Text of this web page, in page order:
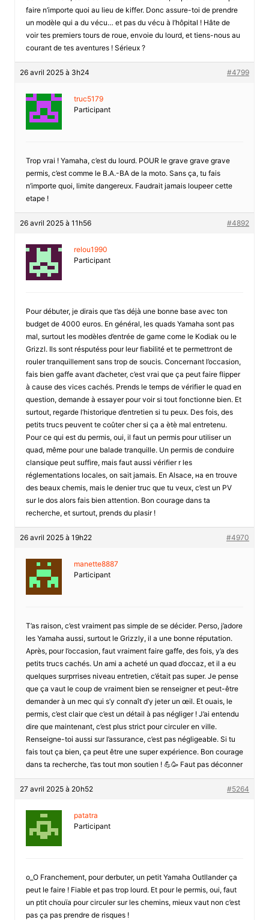
faire n’importe quoi au lieu de kiffer. Donc assure-toi de prendre
un modèle qui a du vécu… et pas du vécu à l’hôpital ! Hâte de
voir tes premiers tours de roue, envoie du lourd, et tiens-nous au
courant de tes aventures ! Sérieux ?
26 avril 2025 à 3h24 #4799
truc5179
Participant
Trop vrai ! Yamaha, c’est du lourd. POUR le grave grave grave
permis, c’est comme le B.A.-BA de la moto. Sans ça, tu fais
n’importe quoi, limite dangereux. Faudrait jamais loupeer cette
etape !
26 avril 2025 à 11h56 #4892
relou1990
Participant
Pour débuter, je dirais que t’as déjà une bonne base avec ton
budget de 4000 euros. En général, les quads Yamaha sont pas
mal, surtout les modèles d’entrée de game come le Kodiak ou le
Grizzl. Ils sont résputéss pour leur fiabilité et te permettront de
rouler tranquillement sans trop de soucis. Concernant l’occasion,
fais bien gaffe avant d’acheter, c’est vrai que ça peut faire flipper
à cause des vices cachés. Prends le temps de vérifier le quad en
question, demande à essayer pour voir si tout fonctionne bien. Et
surtout, regarde l’historique d’entretien si tu peux. Des fois, des
petits trucs peuvent te coûter cher si ça a ètè mal entretenu.
Pour ce qui est du permis, oui, il faut un permis pour utiliser un
quad, même pour une balade tranquille. Un permis de conduire
clansique peut suffire, mais faut aussi vérifier r les
réglementations locales, on sait jamais. En Alsace, на en trouve
des beaux chemis, mais le denier truc que tu veux, c’est un PV
sur le dos alors fais bien attention. Bon courage dans ta
recherche, et surtout, prends du plasir !
26 avril 2025 à 19h22 #4970
manette8887
Participant
T’as raison, c’est vraiment pas simple de se décider. Perso, j’adore
les Yamaha aussi, surtout le Grizzly, il a une bonne réputation.
Après, pour l’occasion, faut vraiment faire gaffe, des fois, y’a des
petits trucs cachés. Un ami a acheté un quad d’occaz, et il a eu
quelques surprrises niveau entretien, c’était pas super. Je pense
que ça vaut le coup de vraiment bien se renseigner et peut-être
demander à un mec qui s’y connaît d’y jeter un œil. Et ouais, le
permis, c’est clair que c’est un détail à pas négliger ! J’ai entendu
dire que maintenant, c’est plus strict pour circuler en ville.
Renseigne-toi aussi sur l’assurance, c’est pas négligeable. Si tu
fais tout ça bien, ça peut être une super expérience. Bon courage
dans ta recherche, t’as tout mon soutien ! 💪🥳 Faut pas déconner
27 avril 2025 à 20h52 #5264
patatra
Participant
o_O Franchement, pour derbuter, un petit Yamaha Outllander ça
peut le faire ! Fiable et pas trop lourd. Et pour le permis, oui, faut
un ptit chouïa pour circuler sur les chemins, mieux vaut non c’est
pas ça pas prendre de risques !